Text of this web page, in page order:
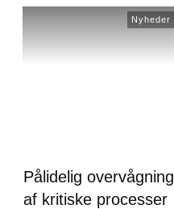
Nyheder
Pålidelig overvågning
af kritiske processer